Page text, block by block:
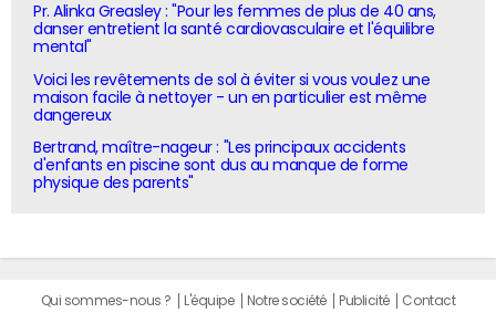
Pr. Alinka Greasley : "Pour les femmes de plus de 40 ans,
danser entretient la santé cardiovasculaire et l'équilibre
mental"
Voici les revêtements de sol à éviter si vous voulez une
maison facile à nettoyer - un en particulier est même
dangereux
Bertrand, maître-nageur : "Les principaux accidents
d'enfants en piscine sont dus au manque de forme
physique des parents"
Qui sommes-nous ? L'équipe Notre société Publicité Contact